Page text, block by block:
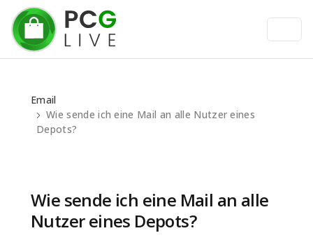
Email
Wie sende ich eine Mail an alle Nutzer eines
Depots?
Wie sende ich eine Mail an alle
Nutzer eines Depots?